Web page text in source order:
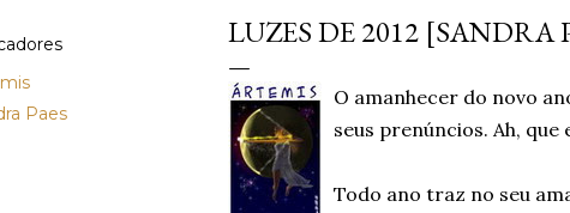
Paes
LUZES DE 2012 [SANDRA
O amanhecer do novo
seus prenúncios. Ah, que
Todo ano traz no seu